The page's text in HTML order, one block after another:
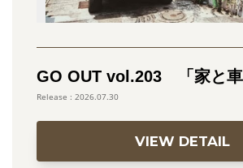
GO OUT vol.203 「家と車
2026.07.30
VIEW DETAIL